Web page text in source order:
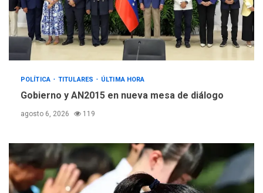
POLÍTICA TITULARES ÚLTIMA HORA
Gobierno y AN2015 en nueva mesa de diálogo
agosto 6, 2026 119